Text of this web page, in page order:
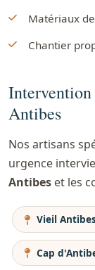
Matériaux
Chantier
Intervention
Antibes
Nos artisans
urgence
Antibes et les
Vieil
Cap